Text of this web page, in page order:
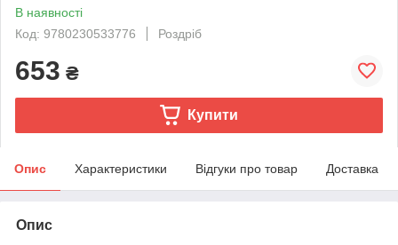
В наявності
Код: 9780230533776
Роздріб
653 ₴
Купити
Опис Характеристики Відгуки про товар Доставка
Опис